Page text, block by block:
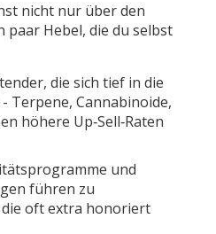
nicht nur über den
paar Hebel, die du selbst
die sich tief in die
Terpene, Cannabinoide,
höhere Up‑Sell‑Raten
und
führen zu
oft extra honoriert